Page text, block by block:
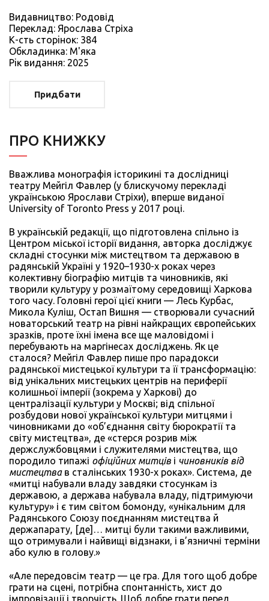
Видавництво: Родовід
Переклад: Ярослава Стріха
К-сть сторiнок: 384
Обкладинка: М'яка
Рiк видання: 2025
Придбати
ПРО КНИЖКУ
Вважлива монографія історикині та дослідниці
театру Мейгіл Фавлер (у блискучому перекладі
українською Ярослави Стріхи), вперше виданої
University of Toronto Press у 2017 році.
В українській редакції, що підготовлена спільно із
Центром міської історії видання, авторка досліджує
складні стосунки між мистецтвом та державою в
радянській Україні у 1920–1930-х роках через
колективну біографію митців та чиновників, які
творили культуру у розмаїтому середовищі Харкова
того часу. Головні герої цієї книги — Лесь Курбас,
Микола Куліш, Остап Вишня — створювали сучасний
новаторський театр на рівні найкращих європейських
зразків, проте їхні імена все ще маловідомі і
перебувають на маргінесах досліджень. Як це
сталося? Мейгіл Фавлер пише про парадокси
радянської мистецької культури та її трансформацію:
від унікальних мистецьких центрів на периферії
колишньої імперії (зокрема у Харкові) до
централізації культури у Москві; від спільної
розбудови нової української культури митцями і
чиновниками до «об’єднання світу бюрократії та
світу мистецтва», де «стерся розрив між
держслужбовцями і служителями мистецтва, що
породило типажі офіційних митців і чиновників від
мистецтвав сталінських 1930-х роках». Система, де
«митці набували владу завдяки стосункам із
державою, а держава набувала владу, підтримуючи
культуру» і є тим світом бомонду, «унікальним для
Радянського Союзу поєднанням мистецтва й
держапарату, [де]… митці були такими важливими,
що отримували і найвищі відзнаки, і в’язничні терміни
або кулю в голову.»
«Але передовсім театр — це гра. Для того щоб добре
грати на сцені, потрібна спонтанність, хист до
імпровізації і творчість. Щоб добре грати перед